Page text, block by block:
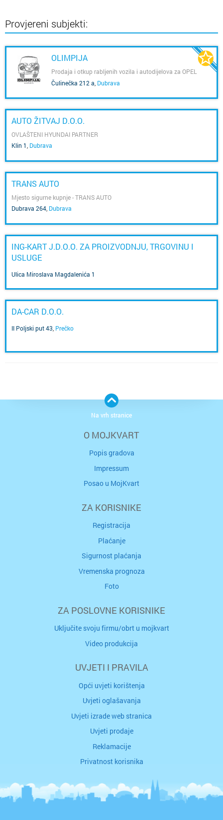
Provjereni subjekti:
OLIMPIJA
Prodaja i otkup rabljenih vozila i autodijelova za OPEL
vozila
Čulinečka 212 a Dubrava
AUTO ŽITVAJ D.O.O.
OVLAŠTENI HYUNDAI PARTNER
Klin 1 Dubrava
TRANS AUTO
Mjesto sigurne kupnje - TRANS AUTO
Dubrava 264 Dubrava
ING-KART J.D.O.O. ZA PROIZVODNJU, TRGOVINU I
USLUGE
Ulica Miroslava Magdalenića 1
DA-CAR D.O.O.
II Poljski put 43 Prečko
O MOJKVART
Popis gradova
Impressum
Posao u MojKvart
ZA KORISNIKE
Registracija
Plaćanje
Sigurnost plaćanja
Vremenska prognoza
Foto
ZA POSLOVNE KORISNIKE
Uključite svoju firmu/obrt u mojkvart
Video produkcija
UVJETI I PRAVILA
Opći uvjeti korištenja
Uvjeti oglašavanja
Uvjeti izrade web stranica
Uvjeti prodaje
Reklamacije
Privatnost korisnika
Na vrh stranice